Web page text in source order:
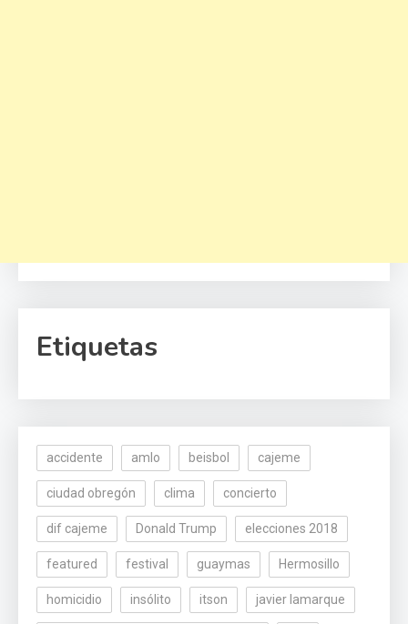
Etiquetas
accidente amlo beisbol cajeme
ciudad obregón clima concierto
dif cajeme Donald Trump elecciones 2018
featured festival guaymas Hermosillo
homicidio insólito itson javier lamarque